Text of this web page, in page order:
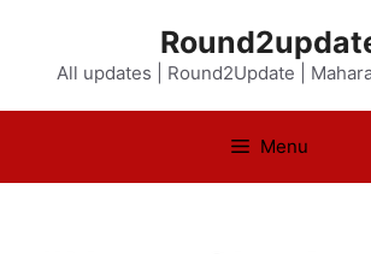
contentAll updates | Round2Update |
Menu